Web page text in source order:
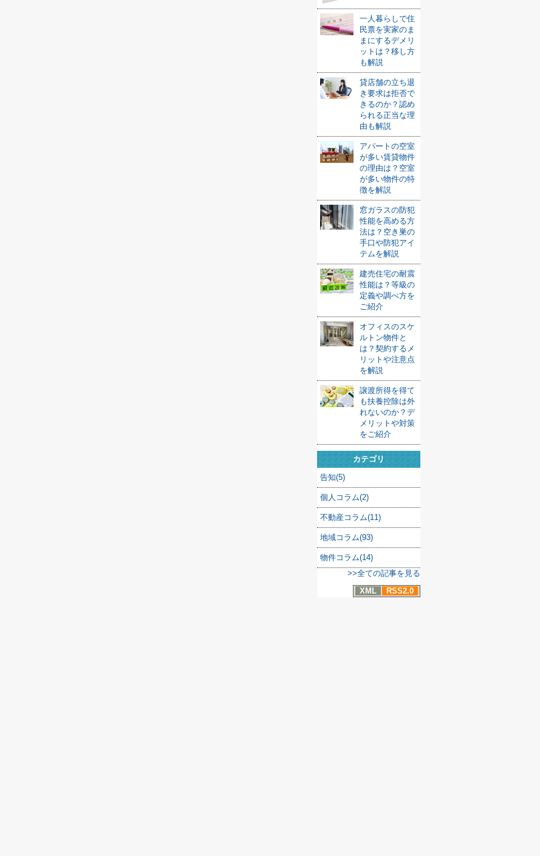
一人暮らしで住
民票を実家のま
まにするデメリ
ットは？移し方
も解説
貸店舗の立ち退
き要求は拒否で
きるのか？認め
られる正当な理
由も解説
アパートの空室
が多い賃貸物件
の理由は？空室
が多い物件の特
徴を解説
窓ガラスの防犯
性能を高める方
法は？空き巣の
手口や防犯アイ
テムを解説
建売住宅の耐震
性能は？等級の
定義や調べ方を
ご紹介
オフィスのスケ
ルトン物件と
は？契約するメ
リットや注意点
を解説
譲渡所得を得て
も扶養控除は外
れないのか？デ
メリットや対策
をご紹介
カテゴリ
告知(5)
個人コラム(2)
不動産コラム(11)
地域コラム(93)
物件コラム(14)
>>全ての記事を見る
XML
RSS2.0